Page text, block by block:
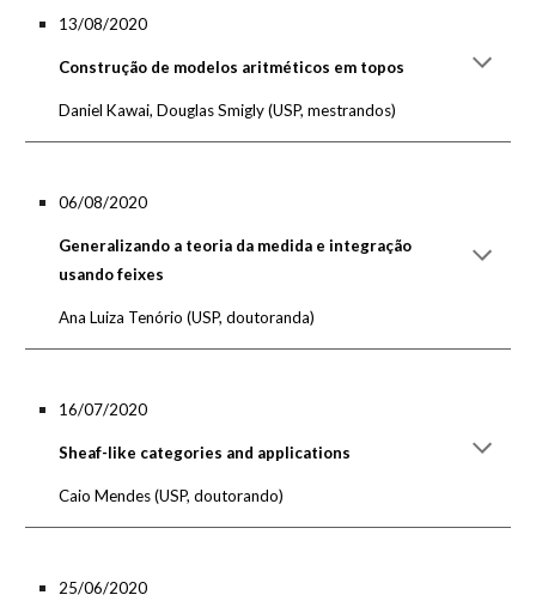
13/08/2020
Construção de modelos aritméticos em topos
Daniel Kawai, Douglas Smigly(USP, mestrandos)
06/08/2020
Generalizando a teoria da medida e integração
usando feixes
Ana Luiza Tenório(USP, doutoranda)
16/07/2020
Sheaf-like categories and applications
Caio Mendes(USP, doutorando)
25/06/2020